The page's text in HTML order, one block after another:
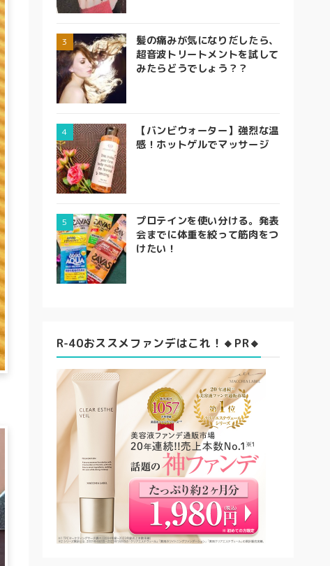
髪の痛みが気になりだしたら、
超音波トリートメントを試して
みたらどうでしょう？？
【バンビウォーター】強烈な温
感！ホットゲルでマッサージ
プロテインを使い分ける。発表
会までに体重を絞って筋肉をつ
けたい！
R-40おススメファンデはこれ！🔸PR🔸